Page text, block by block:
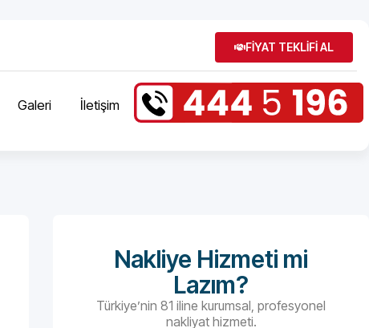
FİYAT TEKLİFİ AL
Galeri İletişim
Nakliye Hizmeti mi
Lazım?
Türkiye’nin 81 iline kurumsal, profesyonel
nakliyat hizmeti.